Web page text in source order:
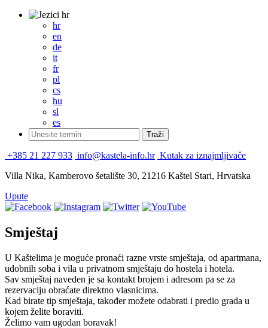
hr
hr
en
de
it
fr
pl
cs
hu
sl
es
+385 21 227 933 info@kastela-info.hr Kutak za iznajmljivače
Villa Nika, Kamberovo šetalište 30, 21216 Kaštel Stari, Hrvatska
Upute
Smještaj
U Kaštelima je moguće pronaći razne vrste smještaja, od apartmana,
udobnih soba i vila u privatnom smještaju do hostela i hotela.
Sav smještaj naveden je sa kontakt brojem i adresom pa se za
rezervaciju obraćate direktno vlasnicima.
Kad birate tip smještaja, također možete odabrati i predio grada u
kojem želite boraviti.
Želimo vam ugodan boravak!